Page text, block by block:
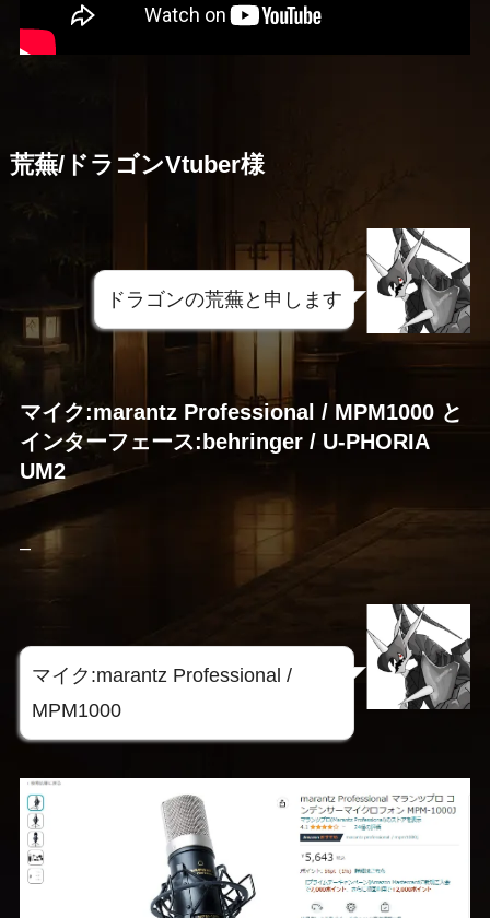
荒蕪/ドラゴンVtuber様
ドラゴンの荒蕪と申します
マイク:marantz Professional / MPM1000 と
インターフェース:behringer / U-PHORIA
UM2
–
マイク:marantz Professional /
MPM1000